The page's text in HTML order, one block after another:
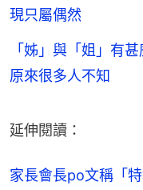
現只屬偶然
「姊」與「姐」有
原來很多人不知
延伸閱讀：
家長會長po文稱「